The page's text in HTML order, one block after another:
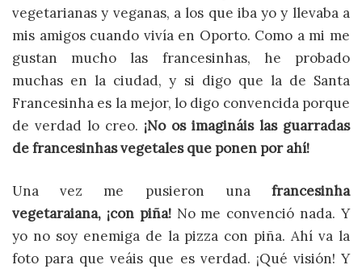
vegetarianas y veganas, a los que iba yo y llevaba a
mis amigos cuando vivía en Oporto. Como a mi me
gustan mucho las francesinhas, he probado
muchas en la ciudad, y si digo que la de Santa
Francesinha es la mejor, lo digo convencida porque
de verdad lo creo. ¡No os imagináis las guarradas
de francesinhas vegetales que ponen por ahí!
Una vez me pusieron una francesinha
vegetaraiana, ¡con piña! No me convenció nada. Y
yo no soy enemiga de la pizza con piña. Ahí va la
foto para que veáis que es verdad. ¡Qué visión! Y